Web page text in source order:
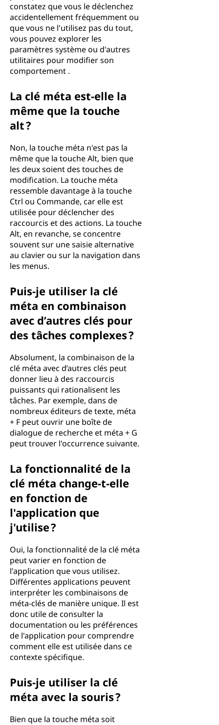
constatez que vous le déclenchez
accidentellement fréquemment ou
que vous ne l'utilisez pas du tout,
vous pouvez explorer les
paramètres système ou d'autres
utilitaires pour modifier son
comportement .
La clé méta est-elle la
même que la touche
alt ?
Non, la touche méta n'est pas la
même que la touche Alt, bien que
les deux soient des touches de
modification. La touche méta
ressemble davantage à la touche
Ctrl ou Commande, car elle est
utilisée pour déclencher des
raccourcis et des actions. La touche
Alt, en revanche, se concentre
souvent sur une saisie alternative
au clavier ou sur la navigation dans
les menus.
Puis-je utiliser la clé
méta en combinaison
avec d’autres clés pour
des tâches complexes ?
Absolument, la combinaison de la
clé méta avec d’autres clés peut
donner lieu à des raccourcis
puissants qui rationalisent les
tâches. Par exemple, dans de
nombreux éditeurs de texte, méta
+ F peut ouvrir une boîte de
dialogue de recherche et méta + G
peut trouver l'occurrence suivante.
La fonctionnalité de la
clé méta change-t-elle
en fonction de
l'application que
j'utilise ?
Oui, la fonctionnalité de la clé méta
peut varier en fonction de
l'application que vous utilisez.
Différentes applications peuvent
interpréter les combinaisons de
méta-clés de manière unique. Il est
donc utile de consulter la
documentation ou les préférences
de l'application pour comprendre
comment elle est utilisée dans ce
contexte spécifique.
Puis-je utiliser la clé
méta avec la souris ?
Bien que la touche méta soit